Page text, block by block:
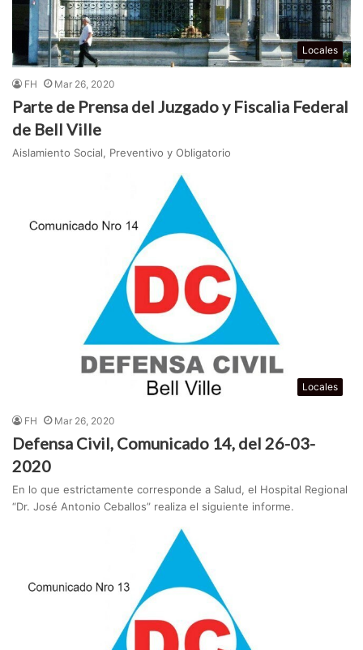
Locales
FH Mar 26, 2020
Parte de Prensa del Juzgado y Fiscalia Federal
de Bell Ville
Aislamiento Social, Preventivo y Obligatorio
Locales
FH Mar 26, 2020
Defensa Civil, Comunicado 14, del 26-03-
2020
En lo que estrictamente corresponde a Salud, el Hospital Regional
“Dr. José Antonio Ceballos” realiza el siguiente informe.